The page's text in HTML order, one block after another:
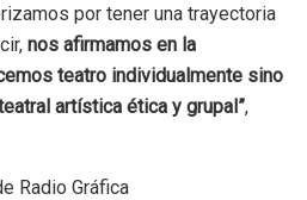
por tener una trayectoria
nos afirmamos en la
teatro individualmente sino
artística ética y grupal”,
Radio Gráfica